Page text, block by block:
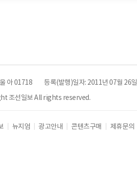
아 01718 등록(발행)일자: 2011년 07월 26일
조선일보 All rights reserved.
뉴지엄 광고안내 콘텐츠구매 제휴문의